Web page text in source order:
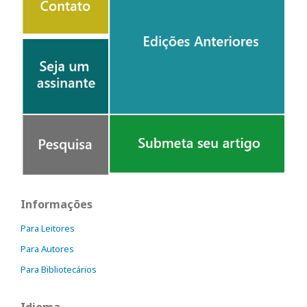
Informações
Para Leitores
Para Autores
Para Bibliotecários